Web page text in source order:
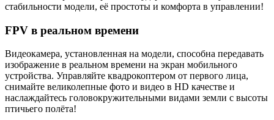
стабильности модели, её простоты и комфорта в управлении!
FPV в реальном времени
Видеокамера, установленная на модели, способна передавать
изображение в реальном времени на экран мобильного
устройства. Управляйте квадрокоптером от первого лица,
снимайте великолепные фото и видео в HD качестве и
наслаждайтесь головокружительными видами земли с высоты
птичьего полёта!